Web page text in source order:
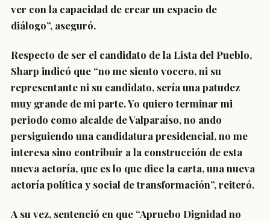
ver con la capacidad de crear un espacio de
diálogo”, aseguró.
Respecto de ser el candidato de la Lista del Pueblo,
Sharp indicó que “no me siento vocero, ni su
representante ni su candidato, sería una patudez
muy grande de mi parte. Yo quiero terminar mi
periodo como alcalde de Valparaíso,no ando
persiguiendo una candidatura presidencial, no me
interesa sino contribuir a la construcción de esta
nueva actoría, que es lo que dice la carta, una nueva
actoría política y social de transformación”, reiteró.
A su vez, sentenció en que “Apruebo Dignidad no